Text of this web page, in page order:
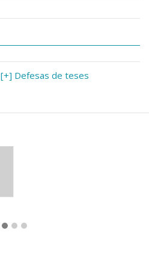
[+] Defesas de teses